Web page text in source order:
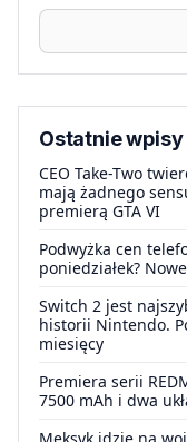
Ostatnie wpisy
CEO Take-Two
mają żadnego
premierą GTA VI
Podwyżka cen
poniedziałek?
Switch 2 jest
historii Nintendo.
miesięcy
Premiera serii
7500 mAh i dwa